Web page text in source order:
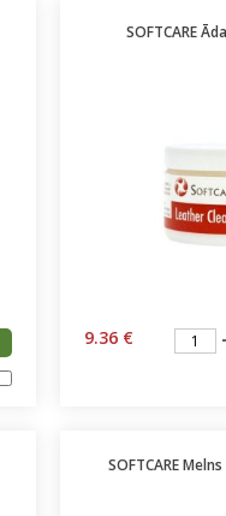
SOFTCARE
9.36 €
SOFTCARE